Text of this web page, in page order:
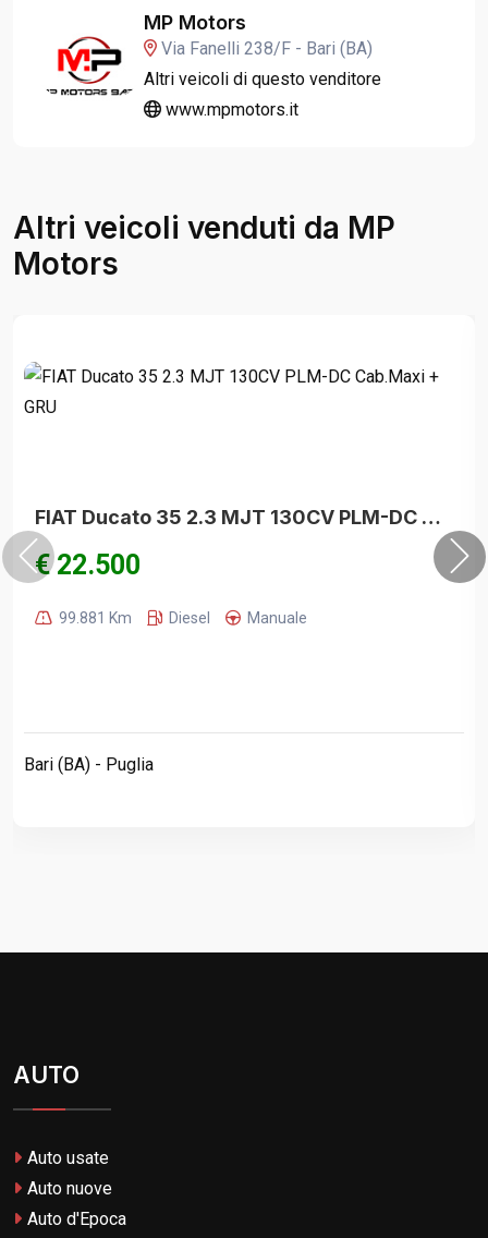
MP Motors
Via Fanelli 238/F - Bari (BA)
Altri veicoli di questo venditore
www.mpmotors.it
Altri veicoli venduti da MP
Motors
FIAT Ducato 35 2.3 MJT 130CV PLM-DC Cab.Maxi + GRU
€ 22.500
99.881 Km Diesel Manuale
Bari (BA) - Puglia
AUTO
Auto usate
Auto nuove
Auto d'Epoca